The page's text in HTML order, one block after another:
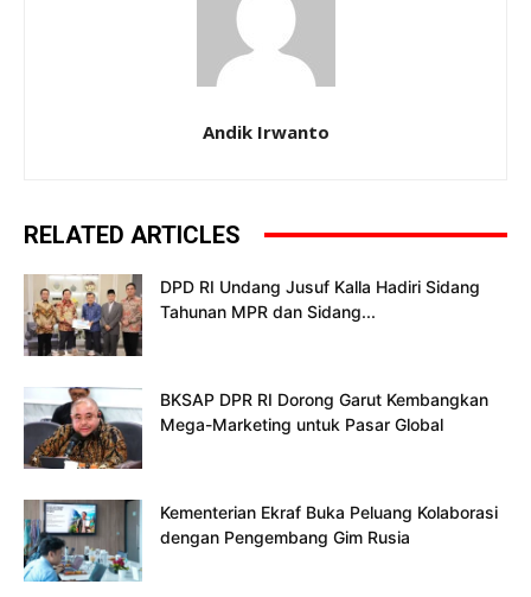
Andik Irwanto
RELATED ARTICLES
DPD RI Undang Jusuf Kalla Hadiri Sidang
Tahunan MPR dan Sidang...
BKSAP DPR RI Dorong Garut Kembangkan
Mega-Marketing untuk Pasar Global
Kementerian Ekraf Buka Peluang Kolaborasi
dengan Pengembang Gim Rusia